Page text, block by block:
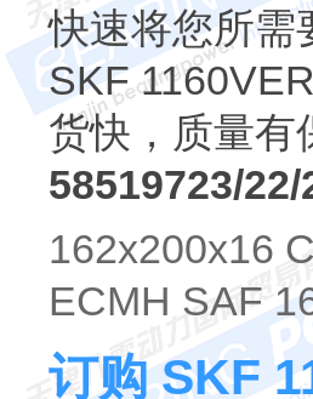
快速将您所需
SKF
货快，质量有
58519723/22/
162x200x16
ECMH SAF
订购 SKF